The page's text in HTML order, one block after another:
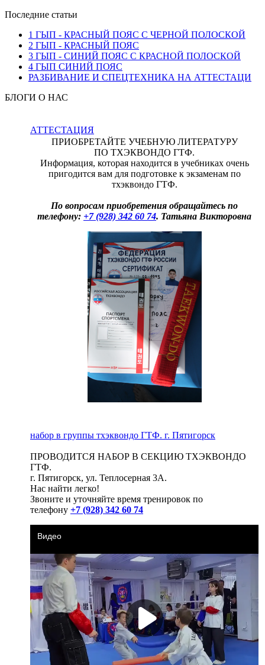
Последние статьи
1 ГЫП - КРАСНЫЙ ПОЯС С ЧЕРНОЙ ПОЛОСКОЙ
2 ГЫП - КРАСНЫЙ ПОЯС
3 ГЫП - СИНИЙ ПОЯС С КРАСНОЙ ПОЛОСКОЙ
4 ГЫП СИНИЙ ПОЯС
РАЗБИВАНИЕ И СПЕЦТЕХНИКА НА АТТЕСТАЦИ
БЛОГИ О НАС
АТТЕСТАЦИЯ
ПРИОБРЕТАЙТЕ УЧЕБНУЮ ЛИТЕРАТУРУ
ПО ТХЭКВОНДО ГТФ.
Информация, которая находится в учебниках очень
пригодится вам для подготовке к экзаменам по
тхэквондо ГТФ.
По вопросам приобретения обращайтесь по
телефону: +7 (928) 342 60 74. Татьяна Викторовна
набор в группы тхэквондо ГТФ. г. Пятигорск
ПРОВОДИТСЯ НАБОР В СЕКЦИЮ ТХЭКВОНДО
ГТФ.
г. Пятигорск, ул. Теплосерная 3А.
Нас найти легко!
Звоните и уточняйте время тренировок по
телефону +7 (928) 342 60 74